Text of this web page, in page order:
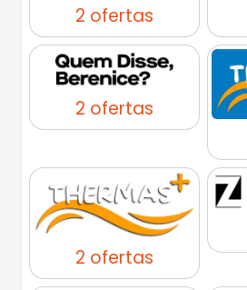
2 ofertas
2 ofertas
2 ofertas